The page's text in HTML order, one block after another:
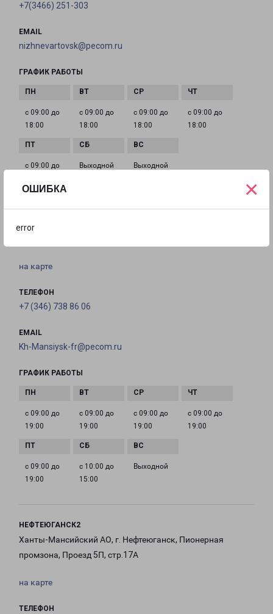
ОШИБКА
error
×
+7(3466) 251-303
EMAIL
nizhnevartovsk@pecom.ru
ГРАФИК РАБОТЫ
с 09:00 до
18:00
с 09:00 до
18:00
с 09:00 до
18:00
с 09:00 до
18:00
с 09:00 до
Выходной Выходной
ХАНТЫ-МАНСИЙСК
на карте
ТЕЛЕФОН
+7 (346) 738 86 06
EMAIL
Kh-Mansiysk-fr@pecom.ru
ГРАФИК РАБОТЫ
с 09:00 до
19:00
с 09:00 до
19:00
с 09:00 до
19:00
с 09:00 до
19:00
с 09:00 до
19:00
с 10:00 до
15:00
Выходной
НЕФТЕЮГАНСК2
Ханты-Мансийский АО, г. Нефтеюганск, Пионерная
промзона, Проезд 5П, стр.17А
на карте
ТЕЛЕФОН